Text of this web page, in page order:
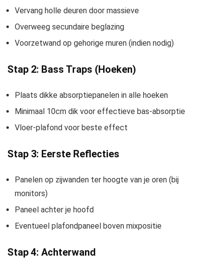
Vervang holle deuren door massieve
Overweeg secundaire beglazing
Voorzetwand op gehorige muren (indien nodig)
Stap 2: Bass Traps (Hoeken)
Plaats dikke absorptiepanelen in alle hoeken
Minimaal 10cm dik voor effectieve bas-absorptie
Vloer-plafond voor beste effect
Stap 3: Eerste Reflecties
Panelen op zijwanden ter hoogte van je oren (bij
monitors)
Paneel achter je hoofd
Eventueel plafondpaneel boven mixpositie
Stap 4: Achterwand